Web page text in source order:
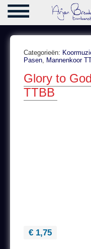
Categorieën:
Pasen, Mannenkoor
Glory to
TTBB
€ 1,75